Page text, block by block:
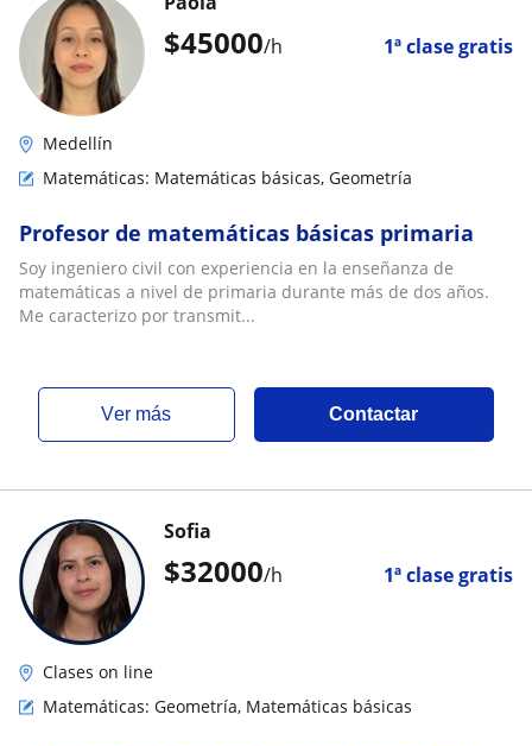
$45000/h 1ª clase gratis
Medellín
Matemáticas: Matemáticas básicas, Geometría
Profesor de matemáticas básicas primaria
Soy ingeniero civil con experiencia en la enseñanza de
matemáticas a nivel de primaria durante más de dos años.
Me caracterizo por transmit...
ver más Contactar
$32000/h 1ª clase gratis
Sofia
Clases on line
Matemáticas: Geometría, Matemáticas básicas